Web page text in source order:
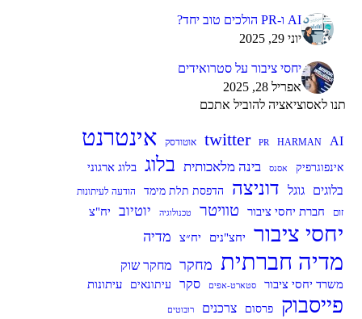
AI ו-PR הולכים טוב יחד?
יוני 29, 2025
יחסי ציבור על סטרואידים
אפריל 28, 2025
תנו לאסוציאציה להוביל אתכם
AI
HARMAN
PR
twitter אוטודסק אינטרנט
אינפוגרפיק אסנס בינה מלאכותית בלוג בלוג ארגוני
בלוגים
גוגל דוניצה הדפסת תלת מימד
הודעה לעיתונות
זום
חברת יחסי ציבור טוויטר טכנולוגיה יוטיוב יח"צ
יחסי ציבור יחצ"נים יח״צ מדיה
מדיה חברתית מחקר מחקר שוק
משרד יחסי ציבור סטארט-אפים סקר עיתונאים עיתונות
פייסבוק פרסום צרכנים רובוטים